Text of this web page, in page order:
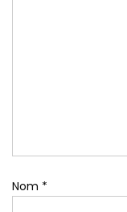
Nom *